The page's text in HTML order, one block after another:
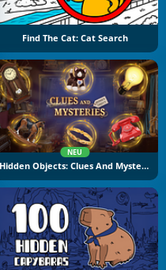
Find The Cat: Cat Search
NEU
Hidden Objects: Clues And Mysteries